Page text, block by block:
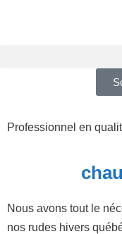
Professionnel en
Nous avons tout le
nos rudes hivers